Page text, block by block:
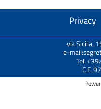
Privacy
via Sicilia,
e-
Tel.
C.F.